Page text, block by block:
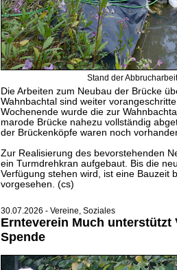
Stand der
Die Arbeiten zum Neubau der Brücke
Wahnbachtal sind weiter
Wochenende wurde die zur
marode Brücke nahezu vollständig
der Brückenköpfe waren noch
Zur Realisierung des bevorstehenden
ein Turmdrehkran aufgebaut. Bis die
Verfügung stehen wird, ist eine Bauzeit
vorgesehen. (cs)
30.07.2026 - Vereine, Soziales
Ernteverein Much unterstützt
Spende